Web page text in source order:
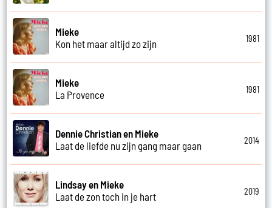
Mieke
Kon het maar altijd zo zijn
1981
Mieke
La Provence
1981
Dennie Christian en Mieke
Laat de liefde nu zijn gang maar gaan
2014
Lindsay en Mieke
Laat de zon toch in je hart
2019